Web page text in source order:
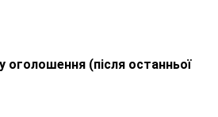
оголошення (після останньої